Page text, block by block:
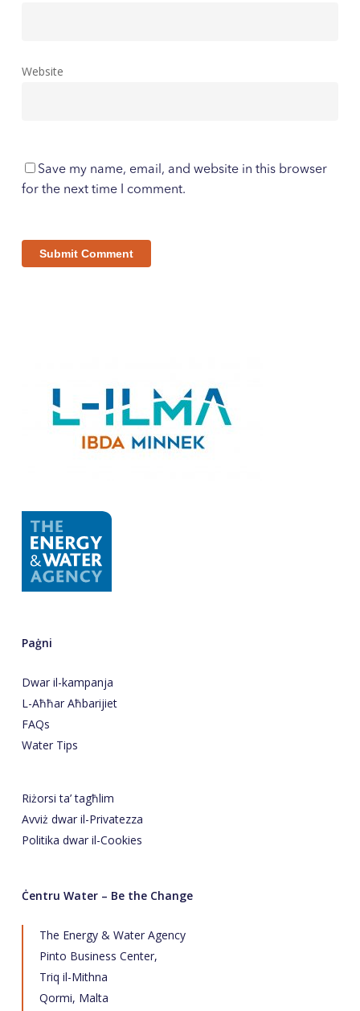
Website
Save my name, email, and website in this browser
for the next time I comment.
Paġni
Dwar il-kampanja
L-Aħħar Aħbarijiet
FAQs
Water Tips
Riżorsi ta’ tagħlim
Avviż dwar il-Privatezza
Politika dwar il-Cookies
Ċentru Water – Be the Change
The Energy & Water Agency
Pinto Business Center,
Triq il-Mithna
Qormi, Malta